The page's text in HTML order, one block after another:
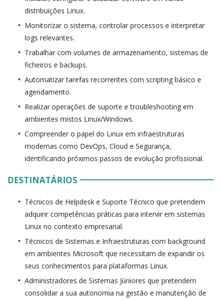
distribuições Linux.
Monitorizar o sistema, controlar processos e interpretar
logs relevantes.
Trabalhar com volumes de armazenamento, sistemas de
ficheiros e backups.
Automatizar tarefas recorrentes com scripting básico e
agendamento.
Realizar operações de suporte e troubleshooting em
ambientes mistos Linux/Windows.
Compreender o papel do Linux em infraestruturas
modernas como DevOps, Cloud e Segurança,
identificando próximos passos de evolução profissional.
DESTINATÁRIOS
Técnicos de Helpdesk e Suporte Técnico que pretendem
adquirir competências práticas para intervir em sistemas
Linux no contexto empresarial.
Técnicos de Sistemas e Infraestruturas com background
em ambientes Microsoft que necessitam de expandir os
seus conhecimentos para plataformas Linux.
Administradores de Sistemas Júniores que pretendem
consolidar a sua autonomia na gestão e manutenção de